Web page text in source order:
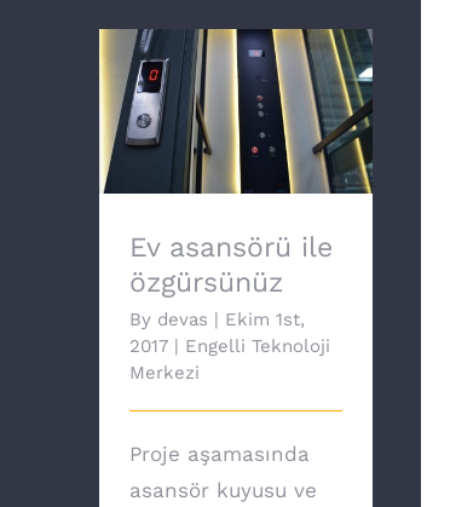
Ev asansörü ile
özgürsünüz
Ev asansörü ile
özgürsünüz
By devas | Ekim 1st,
2017 | Engelli Teknoloji
Merkezi
Proje aşamasında
asansör kuyusu ve